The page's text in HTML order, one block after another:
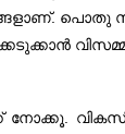
പൊതു
നോക്കൂ.